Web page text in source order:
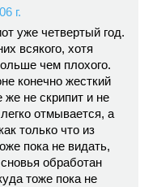
г.
уже четвертый год.
всякого, хотя
чем плохого.
конечно жесткий
же не скрипит и не
отмывается, а
только что из
пока не видать,
обработан
тоже пока не